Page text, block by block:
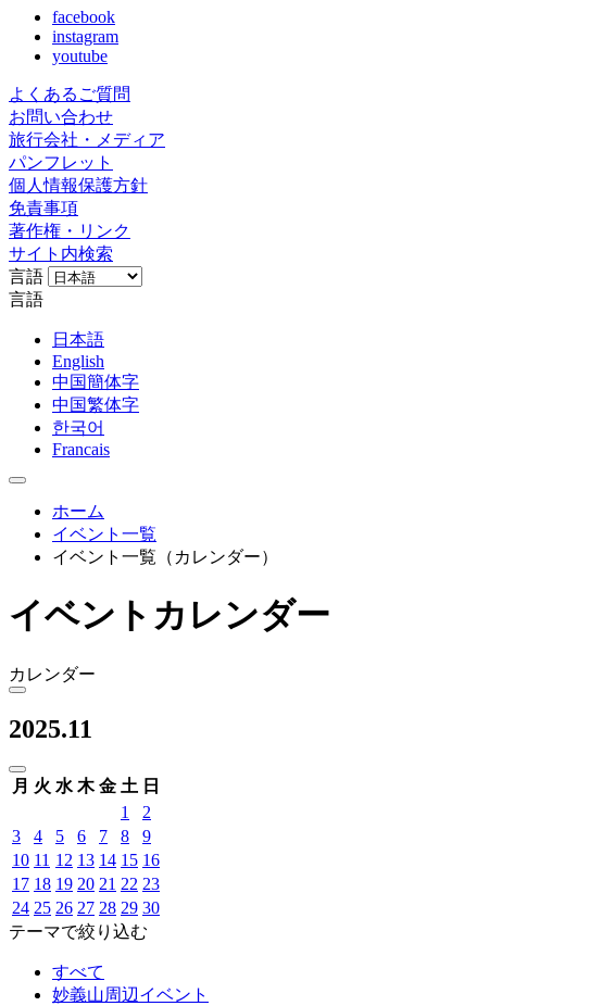
facebook
instagram
youtube
よくあるご質問
お問い合わせ
旅行会社・メディア
パンフレット
個人情報保護方針
免責事項
著作権・リンク
サイト内検索
言語
言語
日本語
English
中国簡体字
中国繁体字
한국어
Francais
ホーム
イベント一覧
イベント一覧（カレンダー）
イベントカレンダー
カレンダー
2025.11
月 火 水 木 金 土 日
1
2
3
4 5 6 7 8
9
10 11 12 13 14 15 16
17 18 19 20 21 22 23
24 25 26 27 28 29 30
テーマで絞り込む
すべて
妙義山周辺イベント